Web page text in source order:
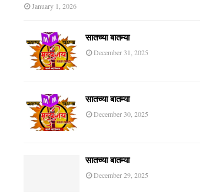
January 1, 2026
सातच्या बातम्या
December 31, 2025
सातच्या बातम्या
December 30, 2025
सातच्या बातम्या
December 29, 2025